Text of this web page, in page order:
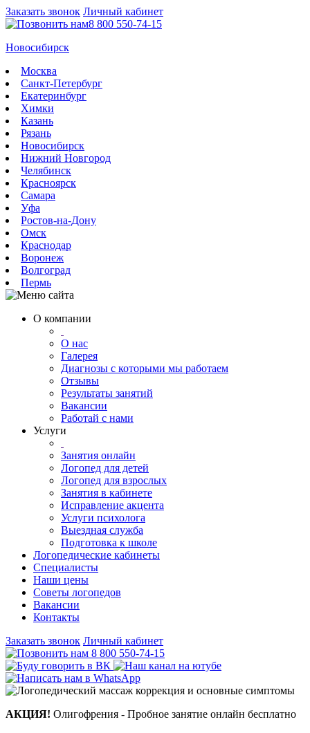
Заказать звонок Личный кабинет
8 800 550-74-15
Новосибирск
Москва
Санкт-Петербург
Екатеринбург
Химки
Казань
Рязань
Новосибирск
Нижний Новгород
Челябинск
Красноярск
Самара
Уфа
Ростов-на-Дону
Омск
Краснодар
Воронеж
Волгоград
Пермь
О компании
О нас
Галерея
Диагнозы с которыми мы работаем
Отзывы
Результаты занятий
Вакансии
Работай с нами
Услуги
Занятия онлайн
Логопед для детей
Логопед для взрослых
Занятия в кабинете
Исправление акцента
Услуги психолога
Выездная служба
Подготовка к школе
Логопедические кабинеты
Специалисты
Наши цены
Советы логопедов
Вакансии
Контакты
Заказать звонок Личный кабинет
8 800 550-74-15
АКЦИЯ! Олигофрения - Пробное занятие онлайн бесплатно